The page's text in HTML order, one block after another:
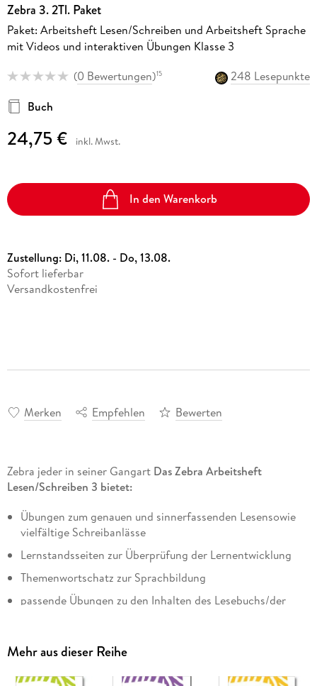
Zebra 3. 2Tl. Paket
Paket: Arbeitsheft Lesen/Schreiben und Arbeitsheft Sprache
mit Videos und interaktiven Übungen Klasse 3
(0 Bewertungen)15
248 Lesepunkte
Buch
24,75 € inkl. Mwst.
In den Warenkorb
Zustellung: Di, 11.08. - Do, 13.08.
Sofort lieferbar
Versandkostenfrei
Merken Empfehlen Bewerten
Zebra jeder in seiner Gangart Das Zebra Arbeitsheft
Lesen/Schreiben 3 bietet:
Übungen zum genauen und sinnerfassenden Lesensowie
vielfältige Schreibanlässe
Lernstandsseiten zur Überprüfung der Lernentwicklung
Themenwortschatz zur Sprachbildung
passende Übungen zu den Inhalten des Lesebuchs/der
Zusätzlich gibt es Erklärfilme, in denen Methoden und
Arbeitstechniken anschaulich und kindgerecht vorgestellt
werden.
Mehr aus dieser Reihe